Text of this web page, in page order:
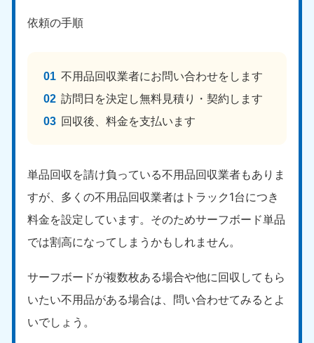
依頼の手順
不用品回収業者にお問い合わせをします
訪問日を決定し無料見積り・契約します
回収後、料金を支払います
単品回収を請け負っている不用品回収業者もありま
すが、多くの不用品回収業者はトラック1台につき
料金を設定しています。そのためサーフボード単品
では割高になってしまうかもしれません。
サーフボードが複数枚ある場合や他に回収してもら
いたい不用品がある場合は、問い合わせてみるとよ
いでしょう。